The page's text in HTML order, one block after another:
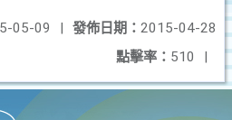
發佈日期： 2015-04-28
05-09
|
點擊率： 510 |